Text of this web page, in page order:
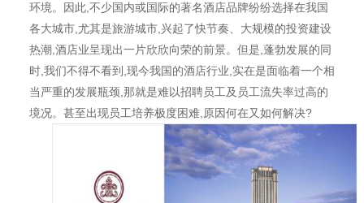
环境。因此,不少国内或国际的著名酒店品牌纷纷选择在我国
各大城市,尤其是旅游城市,兴起了快节奏、大规模的投资建设
热潮,酒店业呈现出一片欣欣向荣的前景。但是,蓬勃发展的同
时,我们不得不看到,现今我国的酒店行业,实在是面临着一个相
当严重的发展瓶颈,那就是难以招聘员工及员工流失率过高的
境况。甚至出现员工培养极度困难,原因何在又如何解决?